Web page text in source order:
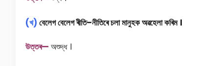
(খ) বেলেগবেলেগৰীতি–নীতিৰেচলামানুহকঅৱহেলাকৰিম ।
উত্তৰ— অশুদ্ধ ।